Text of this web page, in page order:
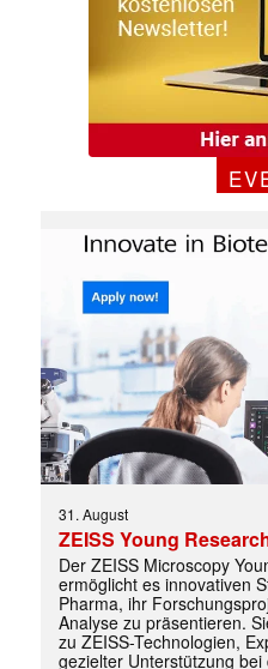
31. August
ZEISS Young
Der ZEISS Microscopy
ermöglicht es innovativen
Pharma, ihr
Analyse zu präsentieren.
zu ZEISS-Technologien,
gezielter Unterstützung